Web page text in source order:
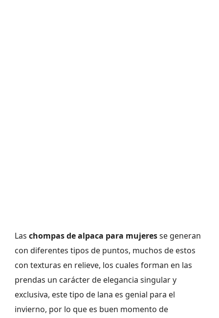
Las chompas de alpaca para mujeresse generan
con diferentes tipos de puntos, muchos de estos
con texturas en relieve, los cuales forman en las
prendas un carácter de elegancia singular y
exclusiva, este tipo de lana es genial para el
invierno, por lo que es buen momento de